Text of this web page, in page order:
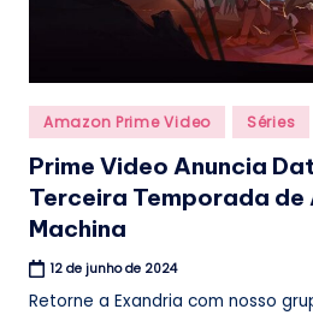
Posted
in
Amazon Prime Video Séries
Prime Video Anuncia
Terceira Temporada de
Machina
12 de junho de 2024
Retorne a Exandria com nosso